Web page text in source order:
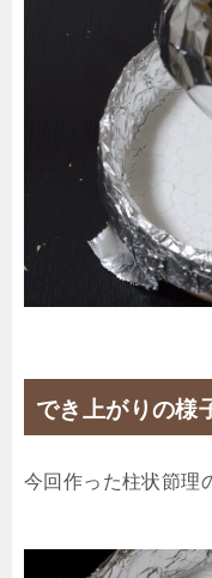
でき上がりの様
今回作った柱状節理